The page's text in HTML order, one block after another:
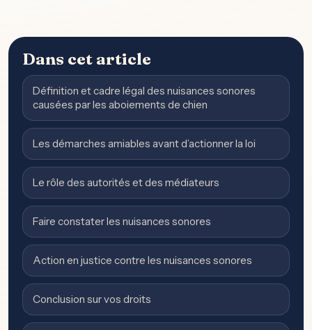
Dans cet article
Définition et cadre légal des nuisances sonores
causées par les aboiements de chien
Les démarches amiables avant d’actionner la loi
Le rôle des autorités et des médiateurs
Faire constater les nuisances sonores
Action en justice contre les nuisances sonores
Conclusion sur vos droits